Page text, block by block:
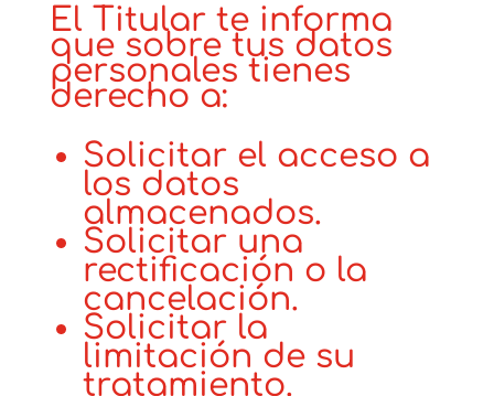
El Titular te informa
que sobre tus datos
personales tienes
derecho a:
Solicitar el acceso a
los datos
almacenados.
Solicitar una
rectificación o la
cancelación.
Solicitar la
limitación de su
tratamiento.